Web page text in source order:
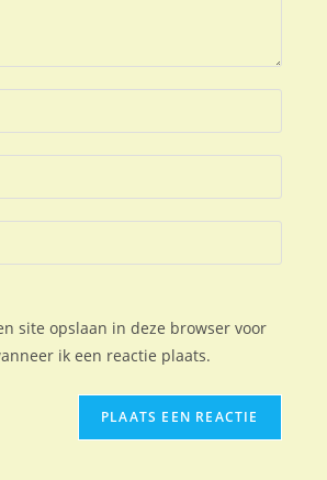
site opslaan in deze browser voor
ik een reactie plaats.